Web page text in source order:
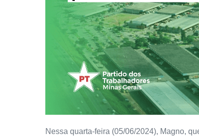
Nessa quarta-feira (05/06/2024), Magno,